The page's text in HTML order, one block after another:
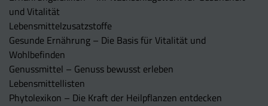
und Vitalität
Lebensmittelzusatzstoffe
Gesunde Ernährung – Die Basis für Vitalität und
Wohlbefinden
Genussmittel – Genuss bewusst erleben
Lebensmittellisten
Phytolexikon – Die Kraft der Heilpflanzen entdecken